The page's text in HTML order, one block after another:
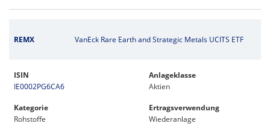
REMX VanEck Rare Earth and Strategic Metals UCITS ETF
ISIN
IE0002PG6CA6
Anlageklasse
Aktien
Kategorie
Rohstoffe
Ertragsverwendung
Wiederanlage